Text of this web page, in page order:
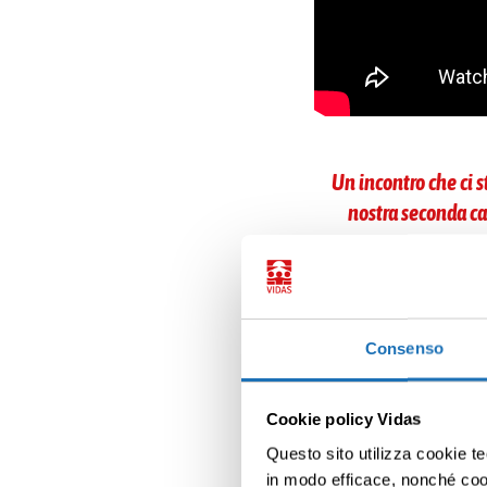
Consenso
Cookie policy Vidas
Questo sito utilizza cookie
in modo efficace, nonché
Un incontro che ci
nostra seconda
Ha bisogno del
Sollievo Bimbi
«Andiamo in